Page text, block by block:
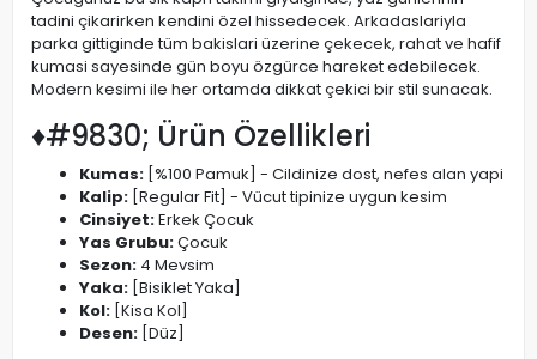
tadini çikarirken kendini özel hissedecek. Arkadaslariyla
parka gittiginde tüm bakislari üzerine çekecek, rahat ve hafif
kumasi sayesinde gün boyu özgürce hareket edebilecek.
Modern kesimi ile her ortamda dikkat çekici bir stil sunacak.
♦#9830; Ürün Özellikleri
Kumas: [%100 Pamuk] - Cildinize dost, nefes alan yapi
Kalip: [Regular Fit] - Vücut tipinize uygun kesim
Cinsiyet:Erkek Çocuk
Yas Grubu:Çocuk
Sezon: 4 Mevsim
Yaka: [Bisiklet Yaka]
Kol: [Kisa Kol]
Desen: [Düz]